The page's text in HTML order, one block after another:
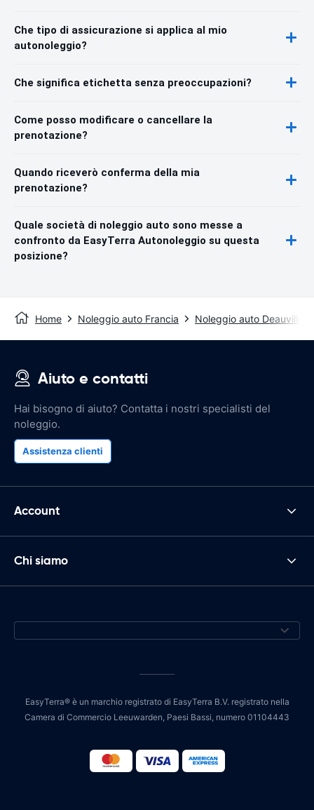
Che tipo di assicurazione si applica al mio
autonoleggio?
Che significa etichetta senza preoccupazioni?
Come posso modificare o cancellare la
prenotazione?
Quando riceverò conferma della mia
prenotazione?
Quale società di noleggio auto sono messe a
confronto da EasyTerra Autonoleggio su questa
posizione?
Home Noleggio auto Francia Noleggio auto Deauville
Aiuto e contatti
Hai bisogno di aiuto? Contatta i nostri specialisti del
noleggio.
Assistenza clienti
Account
Chi siamo
EasyTerra® è un marchio registrato di EasyTerra B.V. registrato nella
Camera di Commercio Leeuwarden, Paesi Bassi, numero 01104443